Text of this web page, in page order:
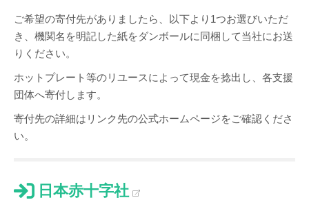
ご希望の寄付先がありましたら、以下より1つお選びいただ
き、機関名を明記した紙をダンボールに同梱して当社にお送
りください。
ホットプレート等のリユースによって現金を捻出し、各支援
団体へ寄付します。
寄付先の詳細はリンク先の公式ホームページをご確認くださ
い。
日本赤十字社